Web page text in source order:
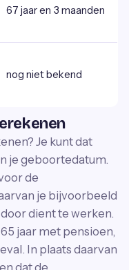
67 jaar en 3 maanden
nog niet bekend
Je kunt dat
je geboortedatum.
de
je bijvoorbeeld
dient te werken.
jaar met pensioen,
In plaats daarvan
dat de